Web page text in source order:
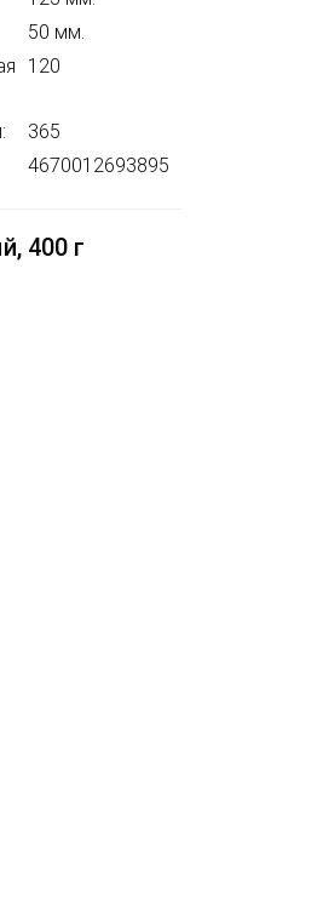
50 мм.
120
365
4670012693895
400 г